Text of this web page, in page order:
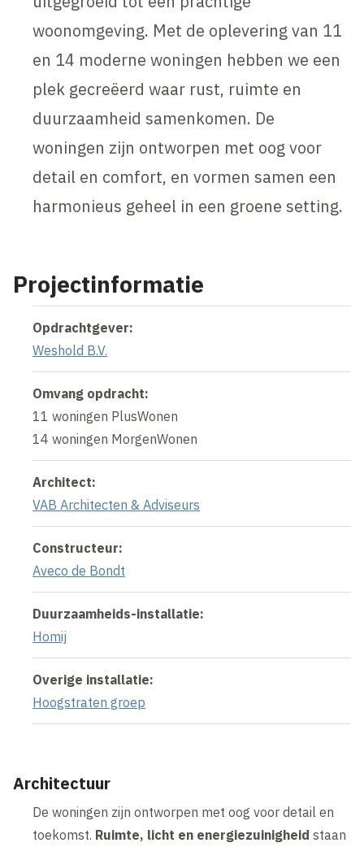
woonomgeving. Met de oplevering van 11
en 14 moderne woningen hebben we een
plek gecreëerd waar rust, ruimte en
duurzaamheid samenkomen. De
woningen zijn ontworpen met oog voor
detail en comfort, en vormen samen een
harmonieus geheel in een groene setting.
Projectinformatie
Opdrachtgever:
Weshold B.V.
Omvang opdracht:
11 woningen PlusWonen
14 woningen MorgenWonen
Architect:
VAB Architecten & Adviseurs
Constructeur:
Aveco de Bondt
Duurzaamheids-installatie:
Homij
Overige installatie:
Hoogstraten groep
Architectuur
De woningen zijn ontworpen met oog voor detail en
toekomst. Ruimte, licht en energiezuinigheid staan